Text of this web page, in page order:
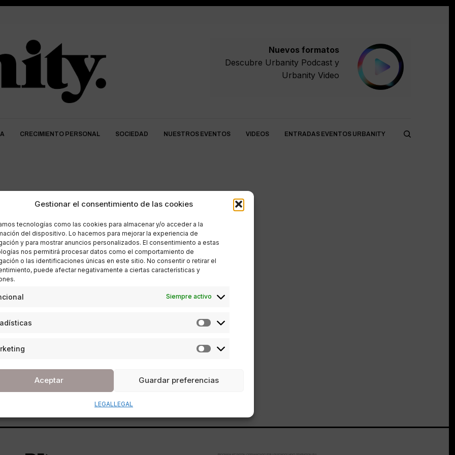
Gestionar el consentimiento de las cookies
tecnologías como las cookies para almacenar y/o acceder a la
del dispositivo. Lo hacemos para mejorar la experiencia de
y para mostrar anuncios personalizados. El consentimiento a estas
nos permitirá procesar datos como el comportamiento de
o las identificaciones únicas en este sitio. No consentir o retirar el
puede afectar negativamente a ciertas características y
Siempre activo
Aceptar Guardar preferencias
LEGAL LEGAL
Nuevos formatos
Descubre Urbanity Podcasty
Urbanity Video
CRECIMIENTO PERSONAL SOCIEDAD NUESTROS EVENTOS VIDEOS ENTRADAS EVENTOS URBANITY
75 aniversario
SOCIEDAD
Joyería Marcos y La Rosaleda
celebran su 75 aniversario
POR ANA PORRAS GUERRERO